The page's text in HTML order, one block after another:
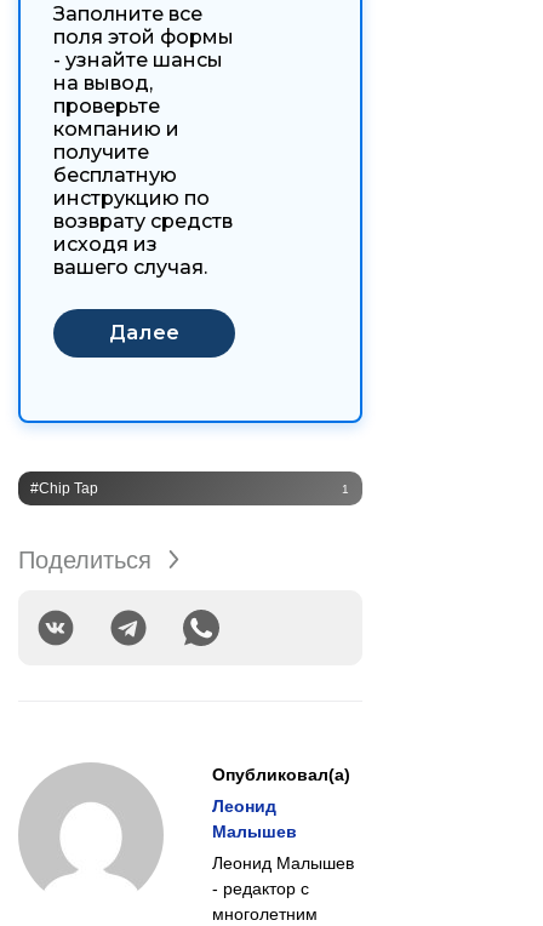
Заполните все
поля этой формы
- узнайте шансы
на вывод,
проверьте
компанию и
получите
бесплатную
инструкцию по
возврату средств
исходя из
вашего случая.
#Chip Tap 1
Поделиться
Опубликовал(а)
Леонид
Малышев
Леонид Малышев
- редактор с
многолетним